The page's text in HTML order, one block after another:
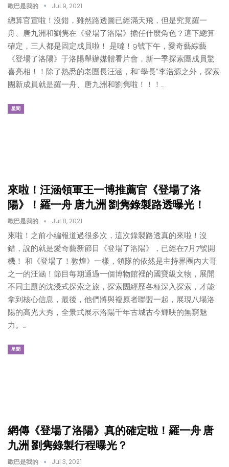
歐巴是我的 Jul 9, 2021
總算官宣啦！沒錯，雖然路透圖已經滿天飛，但是究竟羅一
舟、唐九洲和劉隽在《登場了洛陽》擔任什麼角色？這下總算
確定，三人都是固定成員啦！ 是噠！9號下午，愛奇藝綜藝
《登場了洛陽》于洛陽舉辦媒體看片會，新一季探索團成員驚
喜亮相！！除了熟悉的老團長汪涵，和“學長”李浩源之外，探索
團新成員就是羅一舟、唐九洲和劉隽啦！！！…
星聞
來啦！汪涵領軍王一博推薦官《登場了洛
陽》！羅一舟 唐九洲 劉隽錄製路透曝光！
歐巴是我的 Jul 8, 2021
來啦！之前小編報道過很多次，這次錄製路透真的來啦！沒
錯，說的就是愛奇藝新節目《登場了洛陽》，已經在7月7號開
機！ 和《登場了！敦煌》一樣，領隊的依然是主持界圈內大哥
之一的汪涵！節目每期通過一個博物館裡的國寶級文物，展開
不同主題的沈浸式探索之旅，探索團經歷各種深入探索，才能
拿到核心信息，最後，他們將與複原者聯盟一起，展現八場洛
陽的高光大秀，全景式展示洛陽千年古城古今輝映的無窮魅
力。…
星聞
網傳《登場了洛陽》真的確定啦！羅一舟 唐
九洲 劉隽錄製行程曝光？
歐巴是我的 Jul 3, 2021